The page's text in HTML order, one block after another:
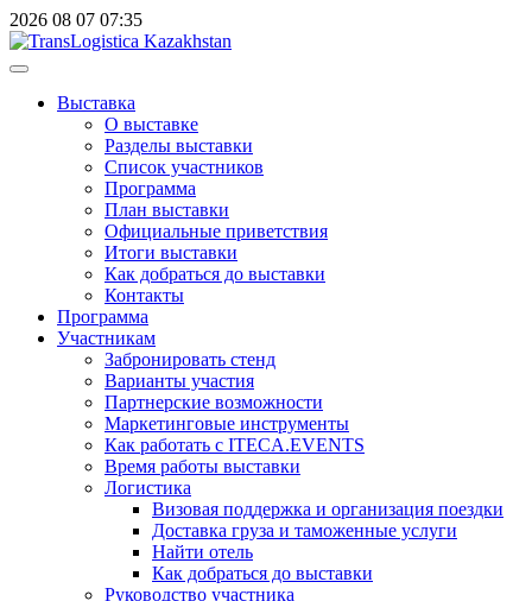
2026 08 07 07:35
Выставка
О выставке
Разделы выставки
Список участников
Программа
План выставки
Официальные приветствия
Итоги выставки
Как добраться до выставки
Контакты
Программа
Участникам
Забронировать стенд
Варианты участия
Партнерские возможности
Маркетинговые инструменты
Как работать с ITECA.EVENTS
Время работы выставки
Логистика
Визовая поддержка и организация поездки
Доставка груза и таможенные услуги
Найти отель
Как добраться до выставки
Руководство участника